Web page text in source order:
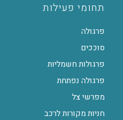
תחומי פעילות
פרגולה
סוככים
פרגולות חשמליות
פרגולה נפתחת
מפרשי צל
חניות מקורות לרכב